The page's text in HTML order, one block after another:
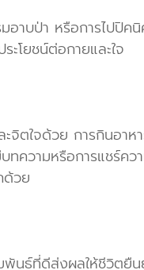
อาบป่า หรือการไปปิ
ะโยชน์ต่อกายและใจ
จิตใจด้วย การกินอ
ความหรือการแชร์ค
ด้วย
นธ์ที่ดีส่งผลให้ชีวิตยื